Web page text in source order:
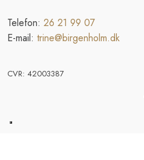
Telefon:26 21 99 07
E-mail:trine@birgenholm.dk
CVR​: 42003387